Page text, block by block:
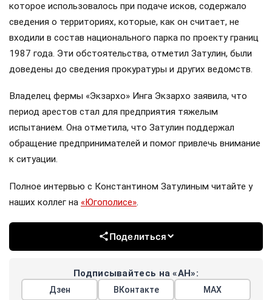
которое использовалось при подаче исков, содержало
сведения о территориях, которые, как он считает, не
входили в состав национального парка по проекту границ
1987 года. Эти обстоятельства, отметил Затулин, были
доведены до сведения прокуратуры и других ведомств.
Владелец фермы «Экзархо» Инга Экзархо заявила, что
период арестов стал для предприятия тяжелым
испытанием. Она отметила, что Затулин поддержал
обращение предпринимателей и помог привлечь внимание
к ситуации.
Полное интервью с Константином Затулиным читайте у
наших коллег на «Югополисе»
Поделиться
Подписывайтесь на «АН»:
Дзен ВКонтакте МАХ